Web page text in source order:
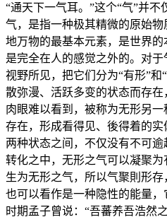
“通天下一气耳。”这个“气”并
气，是指一种极其精微的原始
地万物的最基本元素，是世界
是完全在人的感觉之外的。对
视野所见，把它们分为“有形”
散弥漫、活跃多变的状态而存在
肉眼难以看到，被称为无形另
存在，形成看得见、後得着的实
两种状态之间，不仅没有不可
转化之中，无形之气可以凝聚
生为无形之气，所以气聚則形存
也可以看作是一种隐性的能量
时期孟子曾说：“吾蕃养吾浩然